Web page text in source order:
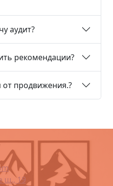
аудит?
рекомендации?
от продвижения.?
ш., 19